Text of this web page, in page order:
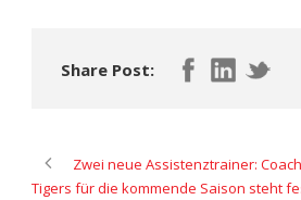
Share Post:
Zwei neue Assistenztrainer:
Tigers für die kommende Saison steht